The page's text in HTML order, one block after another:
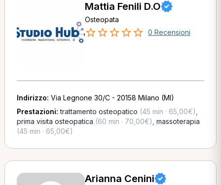
Mattia Fenili D.O
Osteopata
0 Recensioni
Indirizzo: Via Legnone 30/C - 20158 Milano (MI)
Prestazioni:trattamento osteopatico (45 min · 65,00€)
prima visita osteopatica (60 min · 70,00€) massoterapia
(45 min · 65,00€)
Arianna Cenini